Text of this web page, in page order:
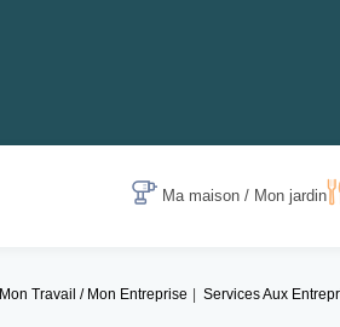
Ma maison / Mon jardin
Mon Travail / Mon Entreprise Services Aux